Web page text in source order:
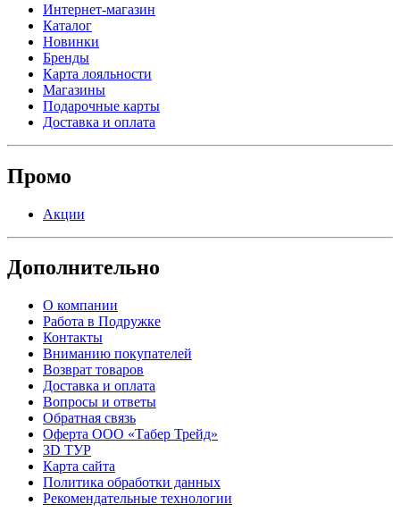
Интернет-магазин
Каталог
Новинки
Бренды
Карта лояльности
Магазины
Подарочные карты
Доставка и оплата
Промо
Акции
Дополнительно
О компании
Работа в Подружке
Контакты
Вниманию покупателей
Возврат товаров
Доставка и оплата
Вопросы и ответы
Обратная связь
Оферта ООО «Табер Трейд»
3D ТУР
Карта сайта
Политика обработки данных
Рекомендательные технологии